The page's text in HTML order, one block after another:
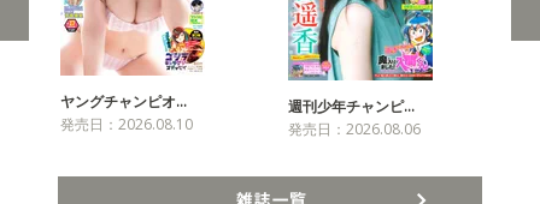
ヤングチャンピオ…
発売日：2026.08.10
週刊少年チャンピ…
発売日：2026.08.06